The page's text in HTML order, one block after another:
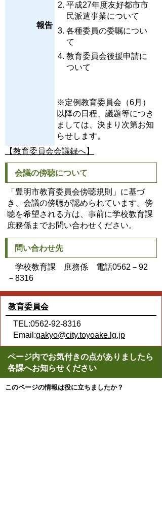
報告
平成27年度友好都市市
民派遣事業について
各種委員の委嘱につい
て
教育委員会後援申請に
ついて
※定例教育委員会（6月）
以降の日程、議題等につき
ましては、決まり次第お知
らせします。
【教育委員会会議録へ】
会議の傍聴について
「豊明市教育委員会傍聴規則」に基づ
き、会議の傍聴が認められています。傍
聴を希望される方は、事前に学校教育課
庶務係までお問い合わせください。
問い合わせ先
学校教育課 庶務係 電話0562－92
－8316
教育委員会
TEL:0562-92-8316
Email:gakyo@city.toyoake.lg.jp
ページ内でお気付きの点がありましたら
各課へお知らせください
このページの情報は役に立ちましたか？